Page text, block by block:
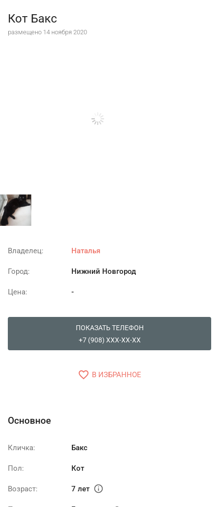
Кот Бакс
размещено 14 ноября 2020
Владелец: Наталья
Город: Нижний Новгород
Цена: -
ПОКАЗАТЬ ТЕЛЕФОН
+7 (908) XXX-XX-XX
favorite_border В ИЗБРАННОЕ
Основное
Кличка: Бакс
Пол: Кот
Возраст: 7 лет info